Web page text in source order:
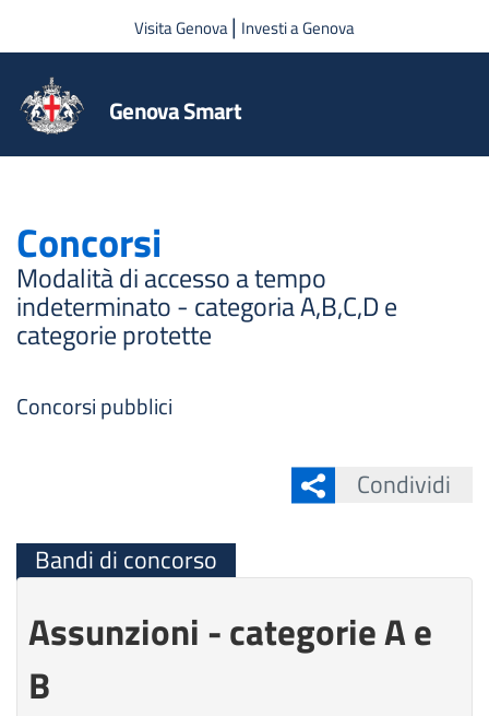
Salta al contenuto principale
Visita Genova| Investi a Genova
Genova Smart
Concorsi
Modalità di accesso a tempo
indeterminato - categoria A,B,C,D e
categorie protette
Concorsi pubblici
Condividi
Bandi di concorso
Assunzioni - categorie A e
B